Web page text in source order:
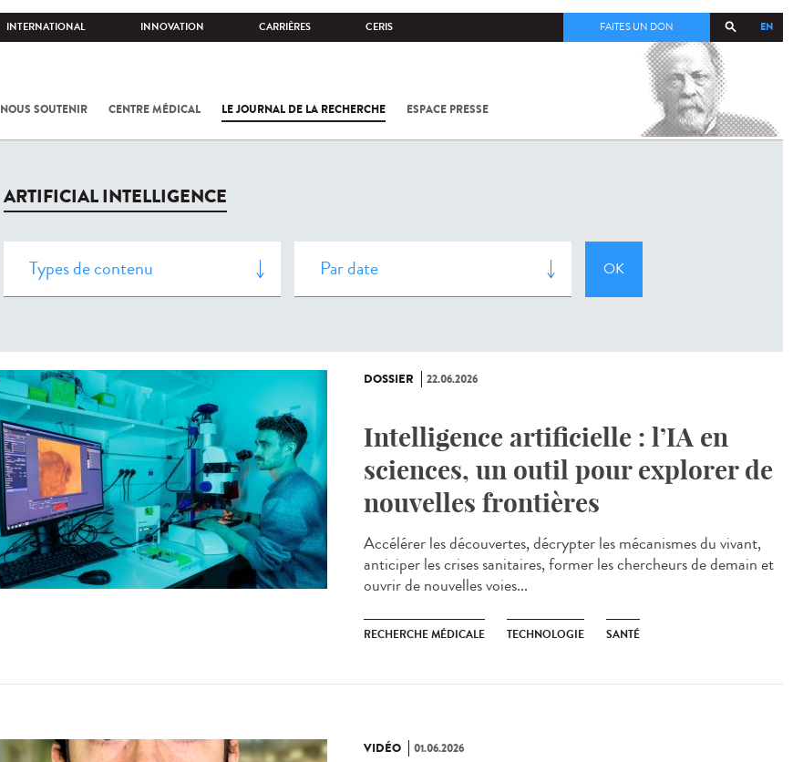
INTERNATIONAL INNOVATION CARRIÈRES CERIS EN
FAITES UN DON
NOUS SOUTENIR CENTRE MÉDICAL LE JOURNAL DE LA RECHERCHE ESPACE PRESSE
COV-2 /
ARTIFICIAL INTELLIGENCE
DOSSIER 22.06.2026
Intelligence artificielle : l’IA en
sciences, un outil pour explorer de
nouvelles frontières
Accélérer les découvertes, décrypter les mécanismes du vivant,
anticiper les crises sanitaires, former les chercheurs de demain et
ouvrir de nouvelles voies...
RECHERCHE MÉDICALE TECHNOLOGIE SANTÉ
VIDÉO 01.06.2026